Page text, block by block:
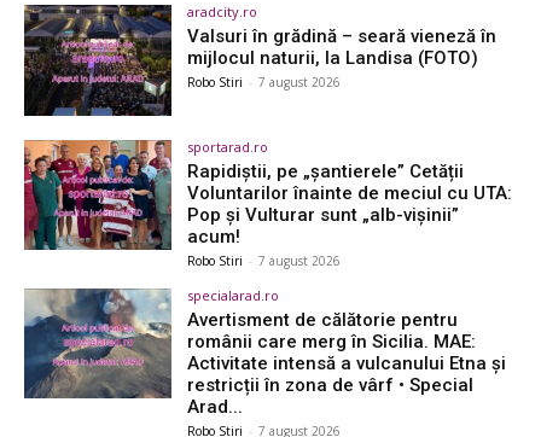
aradcity.ro
Valsuri în grădină – seară vieneză în
mijlocul naturii, la Landisa (FOTO)
Robo Stiri - 7 august 2026
sportarad.ro
Rapidiștii, pe „șantierele” Cetății
Voluntarilor înainte de meciul cu UTA:
Pop și Vulturar sunt „alb-vișinii”
acum!
Robo Stiri - 7 august 2026
specialarad.ro
Avertisment de călătorie pentru
românii care merg în Sicilia. MAE:
Activitate intensă a vulcanului Etna și
restricții în zona de vârf • Special
Arad...
Robo Stiri - 7 august 2026